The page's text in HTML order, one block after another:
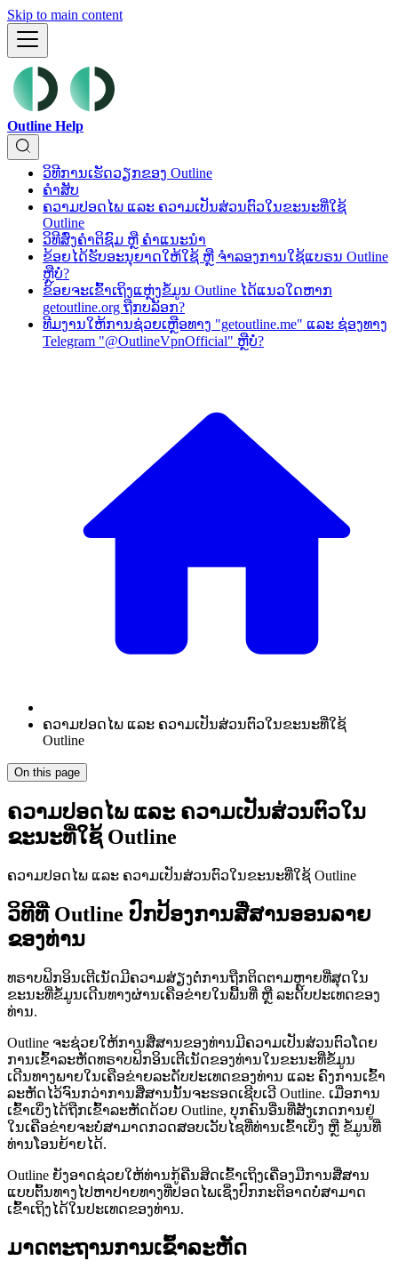
Skip to main content
Outline Help
ວິທີການເຮັດວຽກຂອງ Outline
ຄຳສັບ
ຄວາມປອດໄພ ແລະ ຄວາມເປັນສ່ວນຕົວໃນຂະນະທີ່ໃຊ້
Outline
ວິທີສົ່ງຄຳຕິຊົມ ຫຼື ຄຳແນະນຳ
ຂ້ອຍໄດ້ຮັບອະນຸຍາດໃຫ້ໃຊ້ ຫຼື ຈຳລອງການໃຊ້ແບຣນ Outline
ຫຼືບໍ່?
ຂ້ອຍຈະເຂົ້າເຖິງແຫຼ່ງຂໍ້ມູນ Outline ໄດ້ແນວໃດຫາກ
getoutline.org ຖືກບລັອກ?
ທີມງານໃຫ້ການຊ່ວຍເຫຼືອທາງ "getoutline.me" ແລະ ຊ່ອງທາງ
Telegram "@OutlineVpnOfficial" ຫຼືບໍ່?
ຄວາມປອດໄພ ແລະ ຄວາມເປັນສ່ວນຕົວໃນຂະນະທີ່ໃຊ້
Outline
On this page
ຄວາມປອດໄພ ແລະ ຄວາມເປັນສ່ວນຕົວໃນ
ຂະນະທີ່ໃຊ້ Outline
ຄວາມປອດໄພ ແລະ ຄວາມເປັນສ່ວນຕົວໃນຂະນະທີ່ໃຊ້ Outline
ວິທີທີ່ Outline ປົກປ້ອງການສື່ສານອອນລາຍ
ຂອງທ່ານ
ທຣາບຟິກອິນເຕີເນັດມີຄວາມສ່ຽງຕໍ່ການຖືກຕິດຕາມຫຼາຍທີ່ສຸດໃນ
ຂະນະທີ່ຂໍ້ມູນເດີນທາງຜ່ານເຄືອຂ່າຍໃນພື້ນທີ່ ຫຼື ລະດັບປະເທດຂອງ
ທ່ານ.
Outline ຈະຊ່ວຍໃຫ້ການສື່ສານຂອງທ່ານມີຄວາມເປັນສ່ວນຕົວໂດຍ
ການເຂົ້າລະຫັດທຣາບຟິກອິນເຕີເນັດຂອງທ່ານໃນຂະນະທີ່ຂໍ້ມູນ
ເດີນທາງພາຍໃນເຄືອຂ່າຍລະດັບປະເທດຂອງທ່ານ ແລະ ຄົງການເຂົ້າ
ລະຫັດໄວ້ຈົນກວ່າການສື່ສານນັ້ນຈະຮອດເຊີບເວີ Outline. ເມື່ອການ
ເຂົ້າເບິ່ງໄດ້ຖືກເຂົ້າລະຫັດດ້ວຍ Outline, ບຸກຄົນອື່ນທີ່ສັງເກດການຢູ່
ໃນເຄືອຂ່າຍຈະບໍ່ສາມາດກວດສອບເວັບໄຊທີ່ທ່ານເຂົ້າເບິ່ງ ຫຼື ຂໍ້ມູນທີ່
ທ່ານໂອນຍ້າຍໄດ້.
Outline ຍັງອາດຊ່ວຍໃຫ້ທ່ານກູ້ຄືນສິດເຂົ້າເຖິງເຄື່ອງມືການສື່ສານ
ແບບຕົ້ນທາງໄປຫາປາຍທາງທີ່ປອດໄພເຊິ່ງປົກກະຕິອາດບໍ່ສາມາດ
ເຂົ້າເຖິງໄດ້ໃນປະເທດຂອງທ່ານ.
ມາດຕະຖານການເຂົ້າລະຫັດ